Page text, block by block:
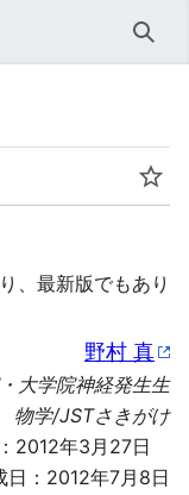
検索
ウ
、最新版でもあり
野村 真
大学院神経発生生
物学/JSTさきがけ
2012年3月27日
日：2012年7月8日